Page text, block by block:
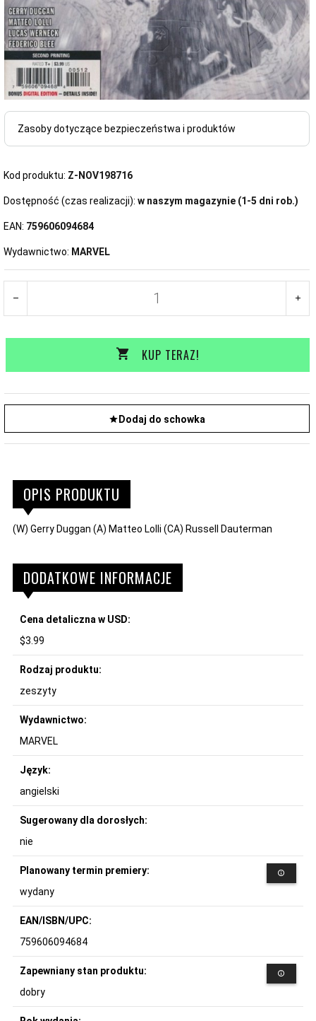
Zasoby dotyczące bezpieczeństwa i produktów
Kod produktu: Z-NOV198716
Dostępność (czas realizacji): w naszym magazynie (1-5 dni rob.)
EAN: 759606094684
Wydawnictwo: MARVEL
KUP TERAZ!
Dodaj do schowka
OPIS PRODUKTU
(W) Gerry Duggan (A) Matteo Lolli (CA) Russell Dauterman
DODATKOWE INFORMACJE
Cena detaliczna w USD:
$3.99
Rodzaj produktu:
zeszyty
Wydawnictwo:
MARVEL
Język:
angielski
Sugerowany dla dorosłych:
nie
Planowany termin premiery:
wydany
EAN/ISBN/UPC:
759606094684
Zapewniany stan produktu:
dobry